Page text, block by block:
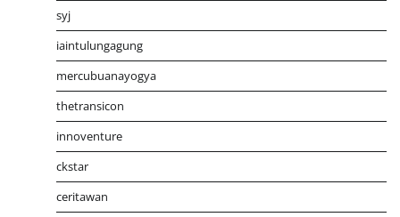
syj
iaintulungagung
mercubuanayogya
thetransicon
innoventure
ckstar
ceritawan